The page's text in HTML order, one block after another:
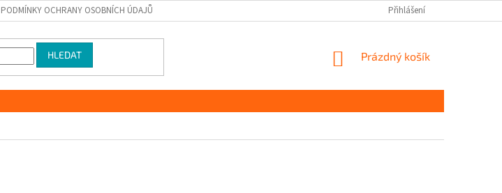
PODMÍNKY OCHRANY OSOBNÍCH ÚDAJŮ Přihlášení
HLEDAT
NÁKUPNÍ
Prázdný košík